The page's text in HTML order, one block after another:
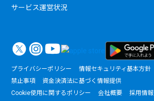
サービス運営状況
プライバシーポリシー 情報セキュリティ基本方針
禁止事項
資金決済法に基づく情報提供
Cookie使用に関するポリシー
会社概要 採用情報